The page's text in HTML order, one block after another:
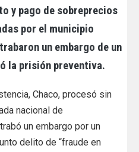
y pago de sobreprecios
por el municipio
un embargo de un
la prisión preventiva.
Chaco, procesó sin
nacional de
un embargo por un
delito de “fraude en